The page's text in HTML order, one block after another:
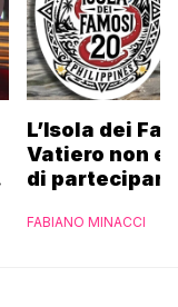
L’Isola dei
Vatiero non
di
FABIANO MINACCI